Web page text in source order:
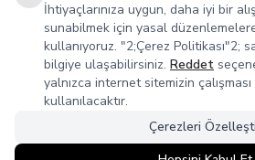
İhtiyaçlarınıza uygun, daha iyi bir
sunabilmek için yasal
kullanıyoruz. "2;Çerez Politikası"2;
bilgiye ulaşabilirsiniz. Reddet
yalnızca internet sitemizin
kullanılacaktır.
Çerezleri